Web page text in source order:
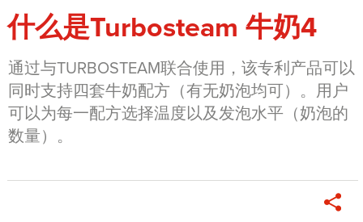
什么是Turbosteam 牛奶4
通过与TURBOSTEAM联合使用，该专利产品可以
同时支持四套牛奶配方（有无奶泡均可）。用户
可以为每一配方选择温度以及发泡水平（奶泡的
数量）。